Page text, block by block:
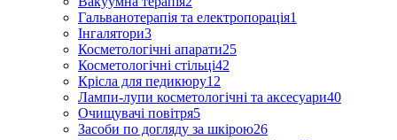
Гальванотерапія та електропорація1
Інгалятори3
Косметологічні апарати25
Косметологічні стільці42
Крісла для педикюру12
Лампи-лупи косметологічні та аксесуари40
Очищувачі повітря5
Засоби по догляду за шкірою26